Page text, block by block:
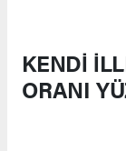
KENDİ
ORANI